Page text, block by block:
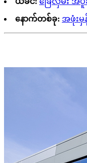
နောက်တစ်ခု: အဖုံးမှ